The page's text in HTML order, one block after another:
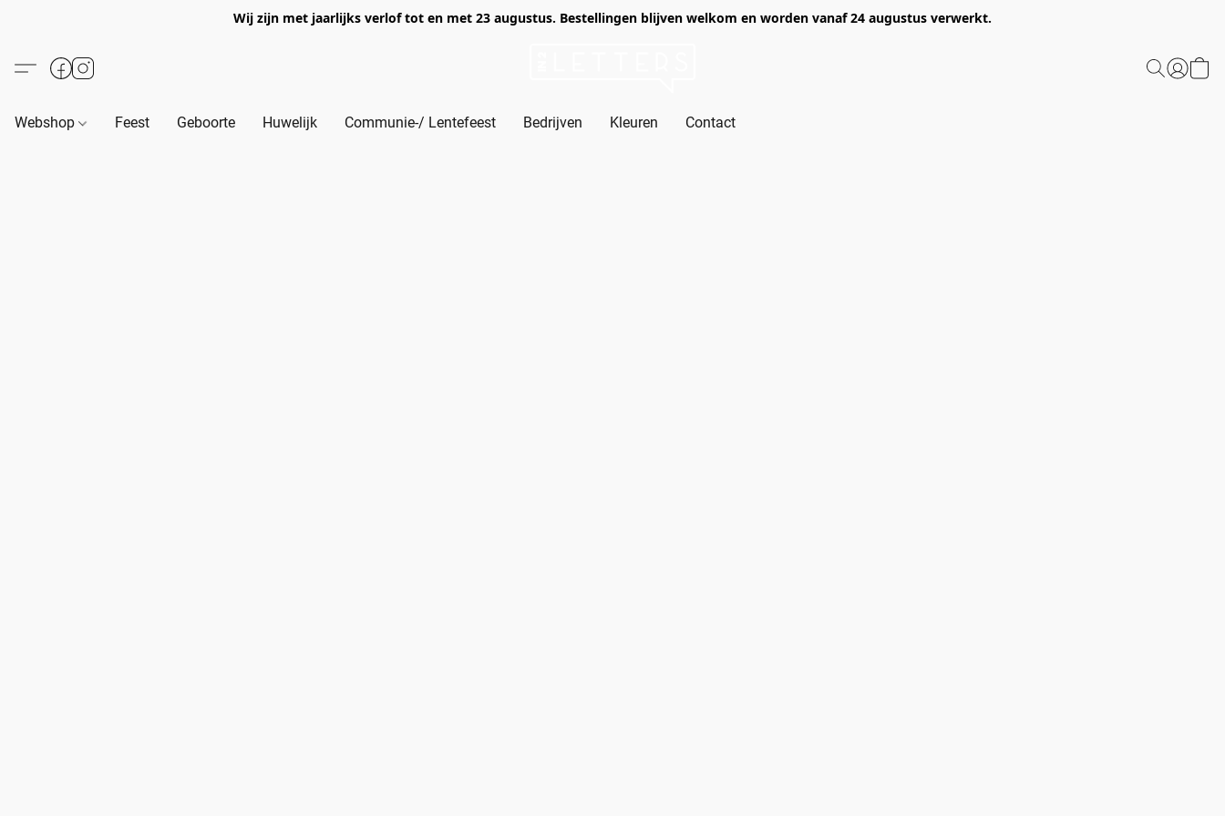
Wij zijn met jaarlijks verlof tot en met 23 augustus. Bestellingen blijven welkom en worden vanaf 24 augustus verwerkt.
Webshop Feest Geboorte Huwelijk Communie-/ Lentefeest Bedrijven Kleuren Contact